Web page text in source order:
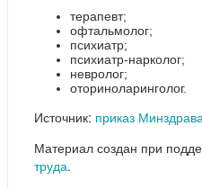
терапевт;
офтальмолог;
психиатр;
психиатр-нарколог;
невролог;
оториноларинголог.
Источник: приказ
Материал создан при
труда.